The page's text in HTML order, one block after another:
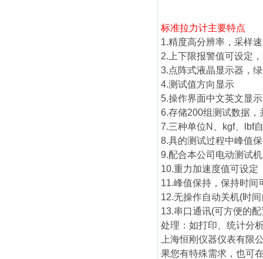
标准拉力计主要特点
1.精度高分辨率，采样
2.上下限报警值可设定
3.点阵式液晶显示器，
4.测试值方向显示
5.操作界面中文英文显
6.存储200组测试数据
7.三种单位N、kgf、lbf
8.具的测试过程中峰值
9.配合本公司电动测试
10.重力加速度值可设定
11.峰值保持，保持时间
12.无操作自动关机(时
13.串口通讯(可方便的
处理：如打印、统计分
上海恒刚仪器仪表有限
果您有特殊需求，也可